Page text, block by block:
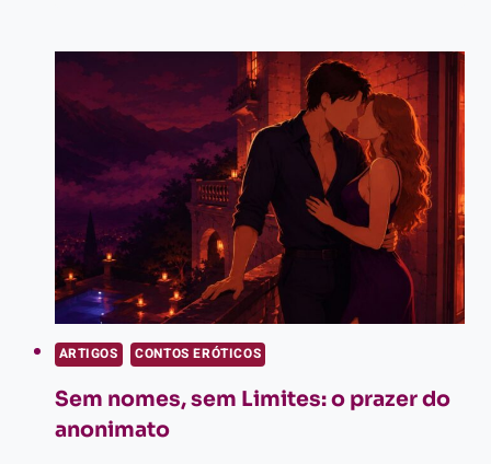
SOBRE
EXPERIÊNCIA
QUE
REPRESENTA
LIBERDADE,
AUTONOMIA
AUTOCONHECIMENTO
ARTIGOS CONTOS ERÓTICOS
Sem nomes, sem Limites: o prazer do
anonimato